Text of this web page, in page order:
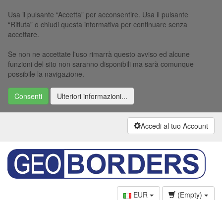
Usa il pulsante “Accetta” per acconsentire. Usa il pulsante
“Rifiuta” o chiudi questa informativa per continuare senza
accettare.
Se non ne accettate l'uso rimarrà questo avviso ed alcune
funzioni del sito non saranno disponibili ma sarà comunque
possibile la navigazione.
Consenti Ulteriori informazioni...
Accedi al tuo Account
EUR
(Empty)